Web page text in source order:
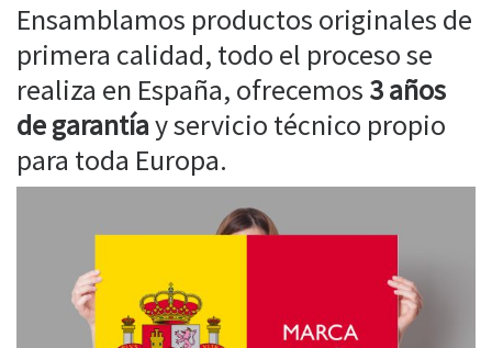
Ensamblamos productos originales de
primera calidad, todo el proceso se
realiza en España, ofrecemos 3 años
de garantíay servicio técnico propio
para toda Europa.